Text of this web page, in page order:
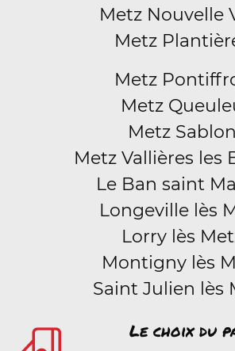
Metz Nouvelle
Metz
Metz
Metz
Metz Sablon
Metz Vallières les
Le Ban saint
Longeville lès
Lorry lès
Montigny lès
Saint Julien lès
Le choix du